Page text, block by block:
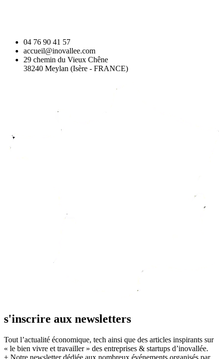
04 76 90 41 57
accueil@inovallee.com
29 chemin du Vieux Chêne
38240 Meylan (Isère - FRANCE)
s'inscrire aux newsletters
Tout l’actualité économique, tech ainsi que des articles inspirants sur
« le bien vivre et travailler » des entreprises & startups d’inovallée.